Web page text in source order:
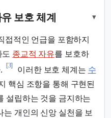
보호 체계 ▾
접적인 언급을 포함하지
종교적 자유를 보호하
[3]
이러한 보호 체계는 수
핵심 조항을 통해 구현된
설립하는 것을 금지하는
는 개인의 신앙 실천을 보